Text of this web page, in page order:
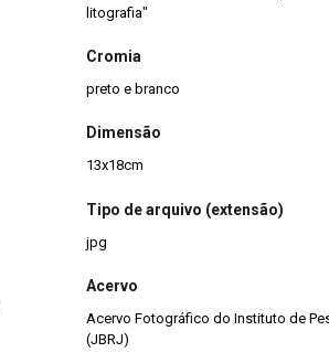
litografia"
Cromia
preto e branco
Dimensão
13x18cm
Tipo de arquivo (extensão)
jpg
Acervo
Acervo Fotográfico do Instituto de
(JBRJ)